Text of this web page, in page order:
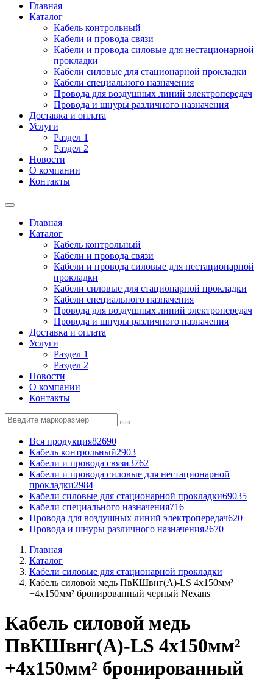
Главная
Каталог
Кабель контрольный
Кабели и провода связи
Кабели и провода силовые для нестационарной
прокладки
Кабели силовые для стационарной прокладки
Кабели специального назначения
Провода для воздушных линий электропередач
Провода и шнуры различного назначения
Доставка и оплата
Услуги
Раздел 1
Раздел 2
Новости
О компании
Контакты
Главная
Каталог
Кабель контрольный
Кабели и провода связи
Кабели и провода силовые для нестационарной
прокладки
Кабели силовые для стационарной прокладки
Кабели специального назначения
Провода для воздушных линий электропередач
Провода и шнуры различного назначения
Доставка и оплата
Услуги
Раздел 1
Раздел 2
Новости
О компании
Контакты
Вся продукция82690
Кабель контрольный2903
Кабели и провода связи3762
Кабели и провода силовые для нестационарной
прокладки2984
Кабели силовые для стационарной прокладки69035
Кабели специального назначения716
Провода для воздушных линий электропередач620
Провода и шнуры различного назначения2670
Главная
Каталог
Кабели силовые для стационарной прокладки
Кабель силовой медь ПвКШвнг(A)-LS 4x150мм²
+4x150мм² бронированный черный Nexans
Кабель силовой медь
ПвКШвнг(A)-LS 4x150мм²
+4x150мм² бронированный